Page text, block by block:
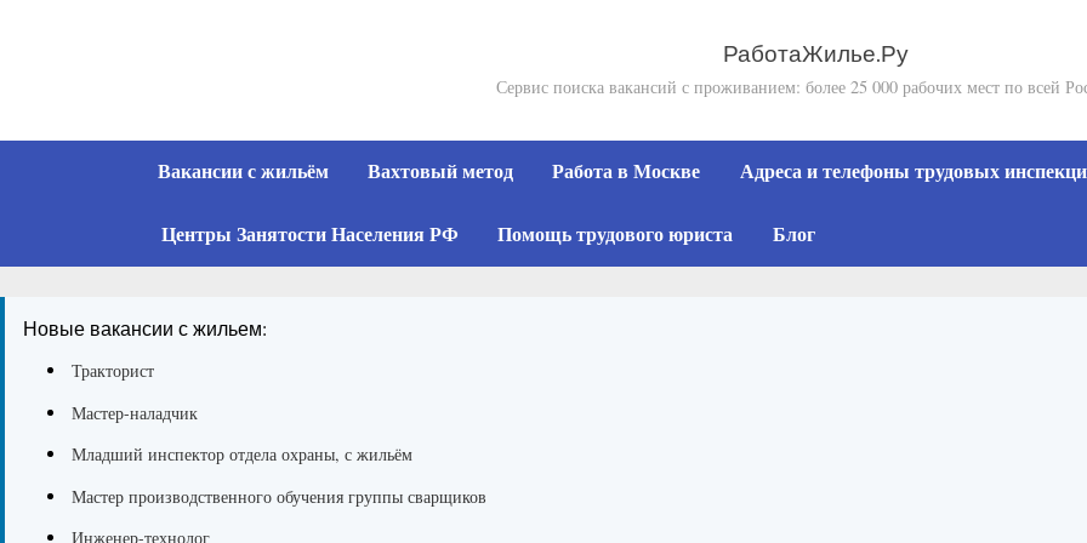
РаботаЖилье.Ру
Сервис поиска вакансий с проживанием: более 25 000 рабочих мест по всей
Вакансии с жильём Вахтовый метод Работа в Москве Адреса и телефоны трудовых
Центры Занятости Населения РФ Помощь трудового юриста Блог
Новые вакансии с жильем:
Тракторист
Мастер-наладчик
Младший инспектор отдела охраны, с жильём
Мастер производственного обучения группы сварщиков
Инженер-технолог